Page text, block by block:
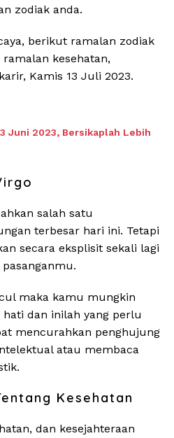
zodiak anda.
berikut ramalan zodiak
kesehatan,
Kamis 13 Juli 2023.
Juni 2023, Bersikaplah Lebih
salah satu
terbesar hari ini. Tetapi
secara eksplisit sekali lagi
maka kamu mungkin
dan inilah yang perlu
mencurahkan penghujung
atau membaca
Kesehatan
dan kesejahteraan